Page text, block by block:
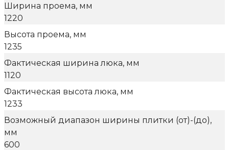
Ширина проема, мм
1220
Высота проема, мм
1235
Фактическая ширина люка, мм
1120
Фактическая высота люка, мм
1233
Возможный диапазон ширины плитки (от)-(до),
мм
600